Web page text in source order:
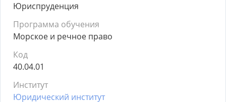
Юриспруденция
Программа обучения
Морское и речное право
Код
40.04.01
Институт
Юридический институт